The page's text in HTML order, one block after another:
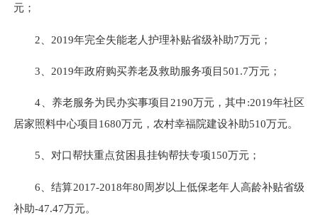
元；
2、2019年完全失能老人护理补贴省级补助7万元；
3、 2019年政府购买养老及救助服务项目501.7万元；
4、 养老服务为民办实事项目2190万元，其中:2019年社区
居家照料中心项目1680万元，农村幸福院建设补助510万元。
5、 对口帮扶重点贫困县挂钩帮扶专项150万元；
6、结算2017-2018年80周岁以上低保老年人高龄补贴省级
补助-47.47万元。